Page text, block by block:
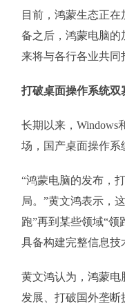
目前，鸿蒙生态正
备之后，鸿蒙电脑的
来将与各行各业共同
打破桌面操作系统双
长期以来，Windows
场，国产桌面操作系
“鸿蒙电脑的发布，
局。”黄文鸿表示，
跑”再到某些领域“领
具备构建完整信息技
黄文鸿认为，鸿蒙电
发展、打破国外垄